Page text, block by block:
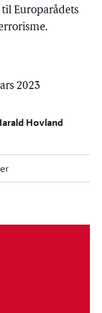
Europarådets
2023
Hovland